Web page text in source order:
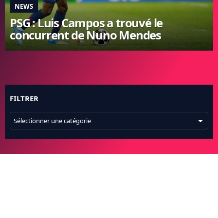
FC BARCELONE
MANCHESTER UNITED
CHELSEA
ARSENAL
NEWS
PSG : Luis Campos a trouvé le
concurrent de Nuno Mendes
FILTRER